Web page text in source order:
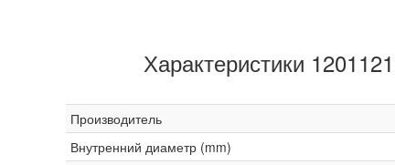
Характеристики
Производитель
Внутренний диаметр (mm)